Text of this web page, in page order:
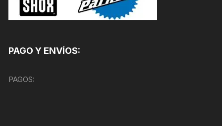
PAGO Y ENVÍOS:
PAGOS: